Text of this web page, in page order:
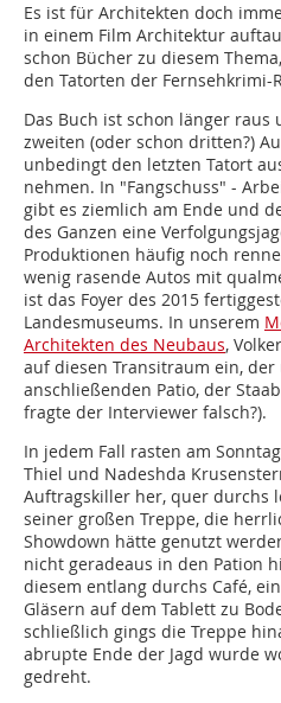
Es ist für Architekten doch
in einem Film Architektur
schon Bücher zu diesem
den Tatorten der Fernsehkrimi-
Das Buch ist schon länger
zweiten (oder schon dritten?)
unbedingt den letzten Tatort
nehmen. In "Fangschuss" -
gibt es ziemlich am Ende und
des Ganzen eine
Produktionen häufig noch
wenig rasende Autos mit
ist das Foyer des 2015
Landesmuseums. In unserem
Architekten des Neubaus,
auf diesen Transitraum ein,
anschließenden Patio, der
fragte der Interviewer falsch?).
In jedem Fall rasten am
Thiel und Nadeshda
Auftragskiller her, quer durchs
seiner großen Treppe, die
Showdown hätte genutzt
nicht geradeaus in den Pation
diesem entlang durchs Café,
Gläsern auf dem Tablett zu
schließlich gings die Treppe
abrupte Ende der Jagd wurde
gedreht.